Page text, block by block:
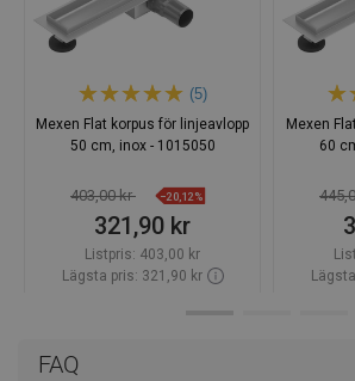
FAQ
(5)
Mexen Flat korpus för linjeavlopp
50 cm, inox - 1015050
403,00 kr −20,12%
321,90 kr
Listpris: 403,00 kr
Lägsta pris: 321,90 kr
Mexen
60